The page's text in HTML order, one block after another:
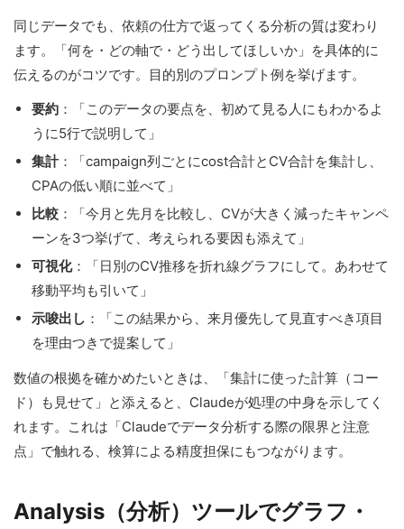
同じデータでも、依頼の仕方で返ってくる分析の質は変わり
ます。「何を・どの軸で・どう出してほしいか」を具体的に
伝えるのがコツです。目的別のプロンプト例を挙げます。
要約 ：「このデータの要点を、初めて見る人にもわかるよ
うに5行で説明して」
集計：「campaign列ごとにcost合計とCV合計を集計し、
CPAの低い順に並べて」
比較 ：「今月と先月を比較し、CVが大きく減ったキャンペ
ーンを3つ挙げて、考えられる要因も添えて」
可視化：「日別のCV推移を折れ線グラフにして。あわせて
移動平均も引いて」
示唆出し ：「この結果から、来月優先して見直すべき項目
を理由つきで提案して」
数値の根拠を確かめたいときは、「集計に使った計算（コー
ド）も見せて」と添えると、Claudeが処理の中身を示してく
れます。これは「Claudeでデータ分析する際の限界と注意
点」で触れる、検算による精度担保にもつながります。
Analysis（分析）ツールでグラフ・